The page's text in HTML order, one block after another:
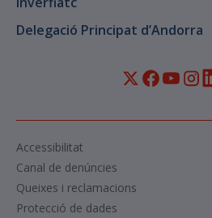
Delegació Principat d’Andorra
Protecció de dades
Queixes i reclamacions
Canal de denúncies
Accessibilitat